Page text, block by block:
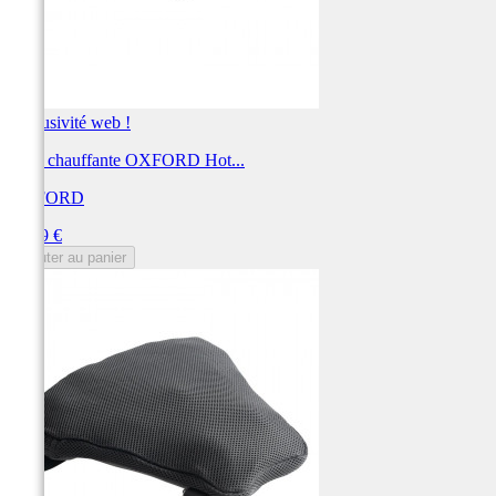
Exclusivité web !
Selle chauffante OXFORD Hot...
OXFORD
95,99 €
Ajouter au panier